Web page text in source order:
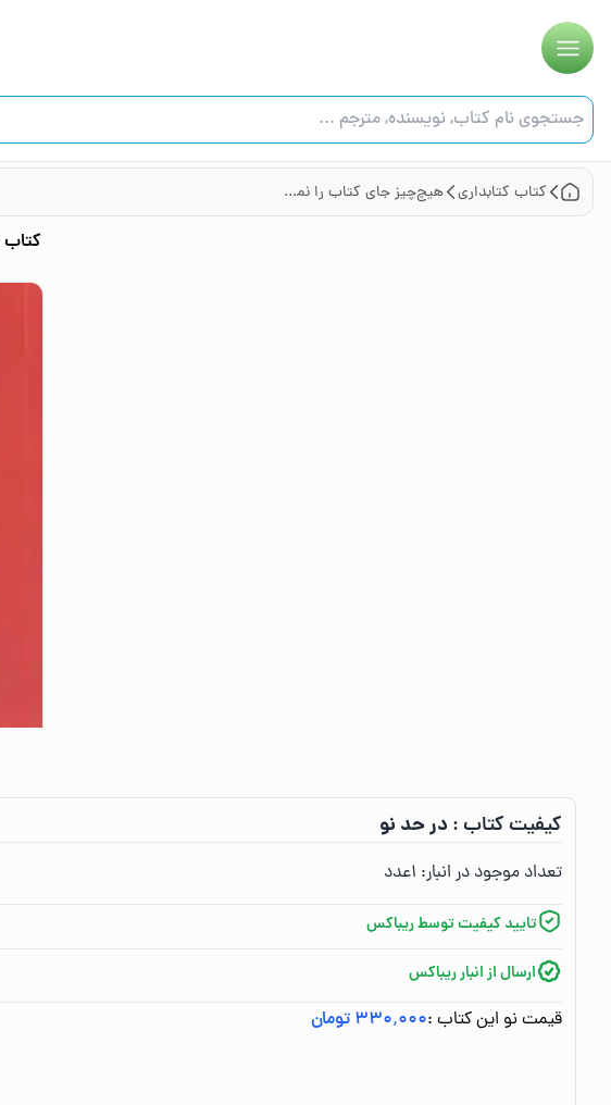
کتاب کتابداری هیچ‌چیز جای کتاب را نمی‌گیرد: اعترافات یک خوره کتاب
کتاب
کیفیت کتاب :‌در حد نو
تعداد موجود در انبار:‌ ۱عدد
تایید کیفیت توسط ریباکس
ارسال از انبار ریباکس
قیمت نو این کتاب :۳۳۰٬۰۰۰ تومان